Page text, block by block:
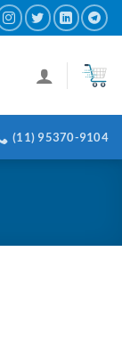
(11) 95370-9104